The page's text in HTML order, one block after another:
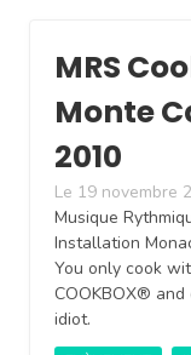
MRS
Monte
2010
Le 19 novembre
Musique
Installation
You only cook
COOKBOX®
idiot.